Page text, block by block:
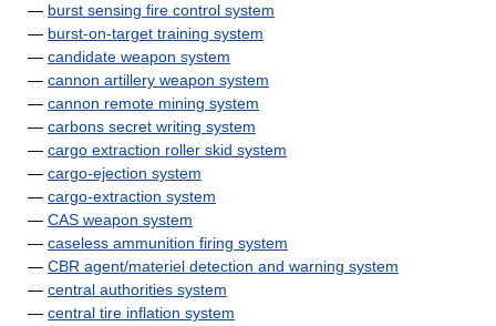
— burst sensing fire control system
— burst-on-target training system
— candidate weapon system
— cannon artillery weapon system
— cannon remote mining system
— carbons secret writing system
— cargo extraction roller skid system
— cargo-ejection system
— cargo-extraction system
— CAS weapon system
— caseless ammunition firing system
— CBR agent/materiel detection and warning system
— central authorities system
— central tire inflation system